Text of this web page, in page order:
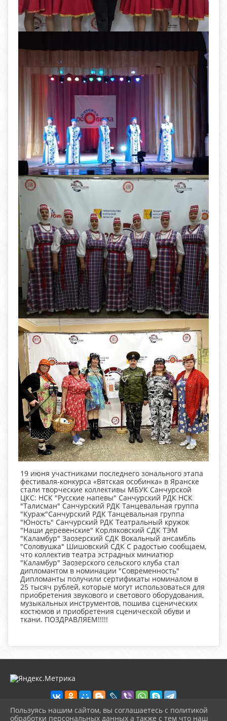
19 июня участниками последнего зонального этапа
фестиваля-конкурса «Вятская особинка» в Яранске
стали творческие коллективы МБУК Санчурской
ЦКС: НСК "Русские напевы" Санчурский РДК НСК
"Талисман" Санчурский РДК Танцевальная группа
"Кураж"Санчурский РДК Танцевальная группа
"Юность" Санчурский РДК Театральный кружок
"Наши деревенские" Корляковский СДК ТЭМ
"Каламбур" Заозерский СДК Вокальный ансамбль
"Соловушка" Шишовский СДК С радостью сообщаем,
что коллектив театра эстрадных миниатюр
"Каламбур" Заозерского сельского клуба стал
дипломантом в номинации "Современность"
Дипломанты получили сертификаты номиналом в
25 тысяч рублей, которые могут использоваться для
приобретения звукового и светового оборудования,
музыкальных инструментов, пошива сценических
костюмов и приобретения сценической обуви и
ткани. ПОЗДРАВЛЯЕМ!!!!!
Пользуясь нашим сайтом, вы соглашаетесь с политикой
обработки персональных данных а также с тем что наш